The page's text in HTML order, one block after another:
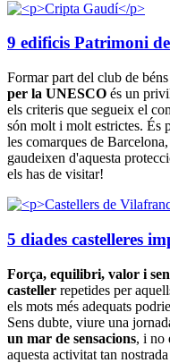
9 edificis Patrimoni
Formar part del club de
per la UNESCO és un
els criteris que segueix el
són molt i molt estrictes. És
les comarques de
gaudeixen d'aquesta
els has de visitar!
5 diades castelleres
Força, equilibri, valor i
casteller repetides per
els mots més adequats
Sens dubte, viure una
un mar de sensacions, i no
aquesta activitat tan